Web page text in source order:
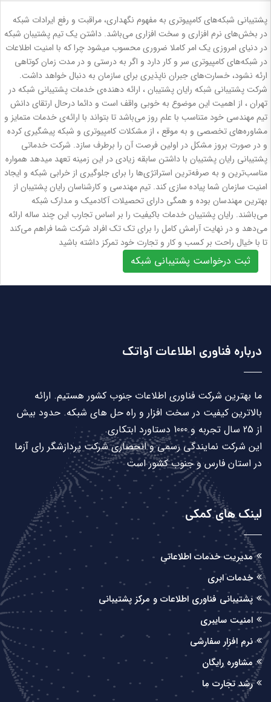
پشتیبانی شبکه‌های کامپیوتری به مفهوم نگهداری، مراقبت و رفع ایرادات شبکه
در بخش‌های نرم افزاری و سخت افزاری می‌باشد. داشتن یک تیم پشتیبان شبکه
در دنیای امروزی یک امر کاملا ضروری محسوب میشود چرا که با امنیت اطلاعات
در شبکه‌های کامپیوتری سر و کار دارد و اگر به درستی و در مدت زمان کوتاهی
ارئه نشود، خسارت‌های جبران ناپذیری برای سازمان به دنبال خواهد داشت.
شرکت پشتیبانی شبکه رایان پشتیبان ، ارائه دهنده‌ی خدمات پشتیبانی شبکه در
تهران ، از اهمیت این موضوع به خوبی واقف است و دائما درحال ارتقای دانش
تیم مهندسی خود متناسب با علم روز می‌باشد تا بتواند با ارائه‌ی خدمات متمایز و
مشاوره‌های تخصصی و به موقع ، از مشکلات کامپیوتری و شبکه پیشگیری کرده
و در صورت بروز مشکل در اولین فرصت آن را برطرف سازد. شرکت خدماتی
پشتیبانی رایان پشتیبان با داشتن سابقه زیادی در این زمینه تعهد میدهد همواره
مناسب‌ترین و به صرفه‌ترین استراتژی‌ها را برای جلوگیری از خرابی شبکه و ایجاد
امنیت سازمان شما پیاده سازی کند. تیم مهندسی و کارشناسان رایان پشتیبان از
بهترین مهندسان بوده و همگی دارای تحصیلات آکادمیک و مدارک شبکه
می‌باشند. رایان پشتیبان خدمات باکیفیت را بر اساس تجارب این چند ساله ارائه
می‌دهد و در نهایت آرامش کامل را برای تک تک افراد شرکت شما فراهم می‌کند
تا با خیال راحت بر کسب و کار و تجارت خود تمرکز داشته باشید
درباره فناوری اطلاعات آواتک
ما بهترین شرکت فناوری اطلاعات جنوب کشور هستیم. ارائه
بالاترین کیفیت در سخت افزار و راه حل های شبکه. حدود بیش
از 25 سال تجربه و 1000 دستاورد ابتکاری.
این شرکت نمایندگی رسمی و انحصاری شرکت پردازشگر رای آزما
در استان فارس و جنوب کشور است
لینک های کمکی
مدیریت خدمات اطلاعاتی
خدمات ابری
پشتیبانی فناوری اطلاعات و مرکز پشتیبانی
امنیت سایبری
نرم افزار سفارشی
مشاوره رایگان
رشد تجارت ما